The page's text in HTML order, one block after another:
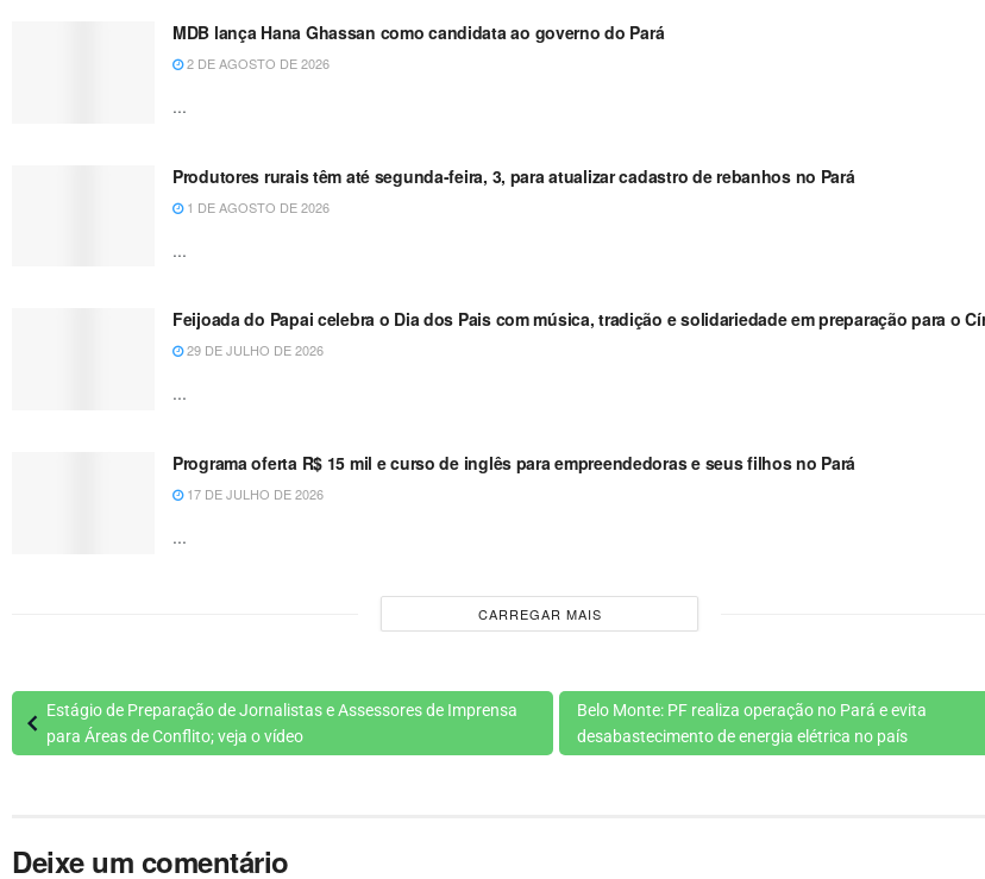
MDB lança Hana Ghassan como candidata ao governo do Pará
2 DE AGOSTO DE 2026
...
Produtores rurais têm até segunda-feira, 3, para atualizar cadastro de rebanhos no Pará
1 DE AGOSTO DE 2026
...
Feijoada do Papai celebra o Dia dos Pais com música, tradição e solidariedade em preparação para o
29 DE JULHO DE 2026
...
Programa oferta R$ 15 mil e curso de inglês para empreendedoras e seus filhos no Pará
17 DE JULHO DE 2026
...
CARREGAR MAIS
Estágio de Preparação de Jornalistas e Assessores de Imprensa
para Áreas de Conflito; veja o vídeo
Belo Monte: PF realiza operação no Pará e evita
desabastecimento de energia elétrica no país
Deixe um comentário